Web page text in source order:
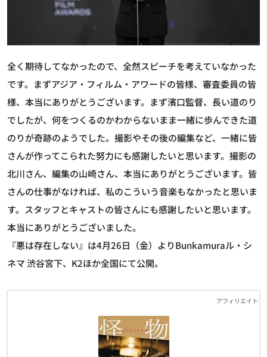
全く期待してなかったので、全然スピーチを考えていなかった
です。まずアジア・フィルム・アワードの皆様、審査委員の皆
様、本当にありがとうございます。まず濱口監督、長い道のり
でしたが、何をつくるのかわからないまま一緒に歩んできた道
のりが奇跡のようでした。撮影やその後の編集など、一緒に皆
さんが作ってこられた努力にも感謝したいと思います。撮影の
北川さん、編集の山崎さん、本当にありがとうございます。皆
さんの仕事がなければ、私のこういう音楽もなかったと思いま
す。スタッフとキャストの皆さんにも感謝したいと思います。
本当にありがとうございました。
『悪は存在しない』は4月26日（金）よりBunkamuraル・シ
ネマ 渋谷宮下、K2ほか全国にて公開。